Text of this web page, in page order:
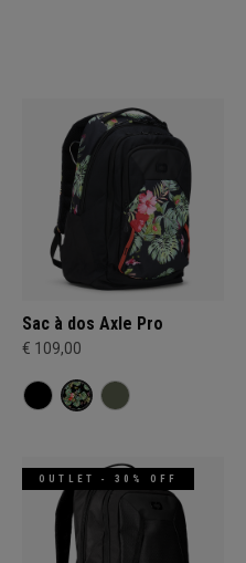
Sac à dos Axle Pro
€ 109,00
OUTLET - 30% OFF